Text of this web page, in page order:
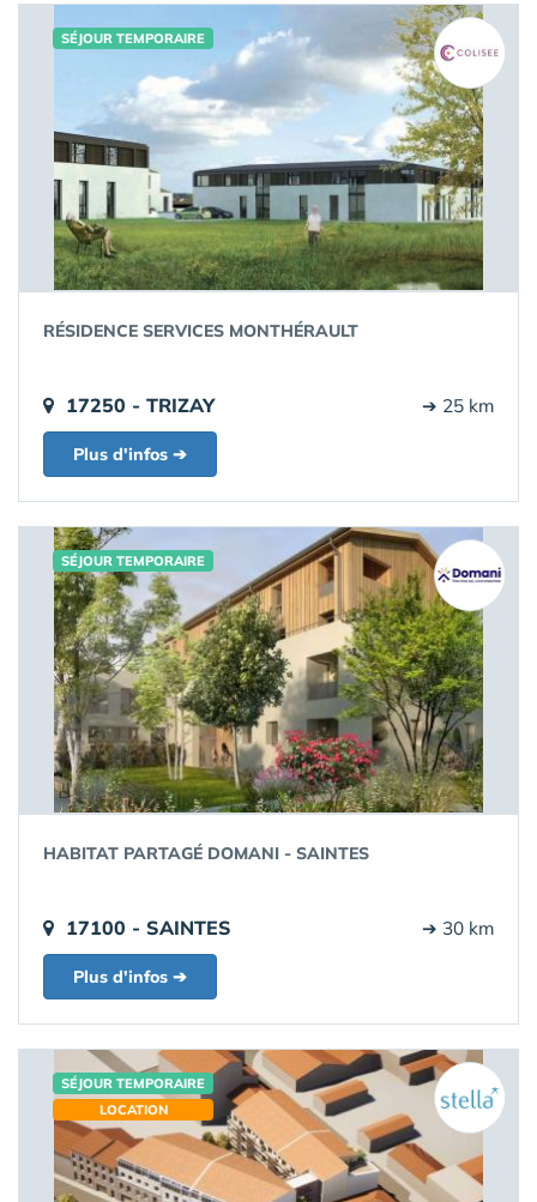
SÉJOUR TEMPORAIRE
RÉSIDENCE SERVICES MONTHÉRAULT
17250 - TRIZAY ➔ 25 km
Plus d'infos ➔
SÉJOUR TEMPORAIRE
HABITAT PARTAGÉ DOMANI - SAINTES
17100 - SAINTES ➔ 30 km
Plus d'infos ➔
SÉJOUR TEMPORAIRE
LOCATION